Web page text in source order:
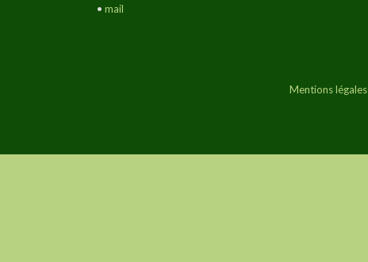
• mail
Mentions légales